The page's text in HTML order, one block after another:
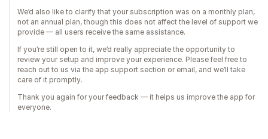
We’d also like to clarify that your subscription was on a monthly plan,
not an annual plan, though this does not affect the level of support we
provide — all users receive the same assistance.
If you’re still open to it, we’d really appreciate the opportunity to
review your setup and improve your experience. Please feel free to
reach out to us via the app support section or email, and we’ll take
care of it promptly.
Thank you again for your feedback — it helps us improve the app for
everyone.